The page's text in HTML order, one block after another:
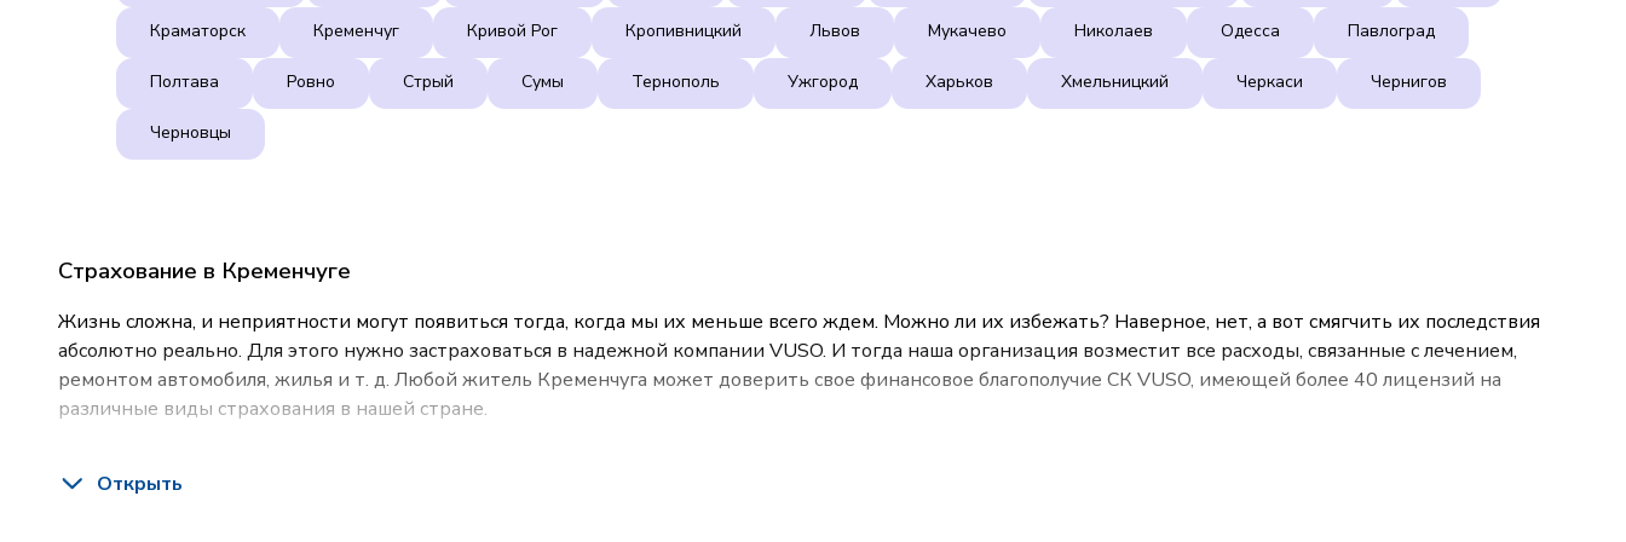
Краматорск Кременчуг Кривой Рог Кропивницкий Львов Мукачево Николаев Одесса Павлоград
Полтава Ровно Стрый Сумы Тернополь Ужгород Харьков Хмельницкий Черкаси Чернигов
Черновцы
Страхование в Кременчуге
Жизнь сложна, и неприятности могут появиться тогда, когда мы их меньше всего ждем. Можно ли их избежать? Наверное, нет, а вот смягчить их последствия
абсолютно реально. Для этого нужно застраховаться в надежной компании VUSO. И тогда наша организация возместит все расходы, связанные с лечением,
ремонтом автомобиля, жилья и т. д. Любой житель Кременчуга может доверить свое финансовое благополучие СК VUSO, имеющей более 40 лицензий на
различные виды страхования в нашей стране.
Открыть